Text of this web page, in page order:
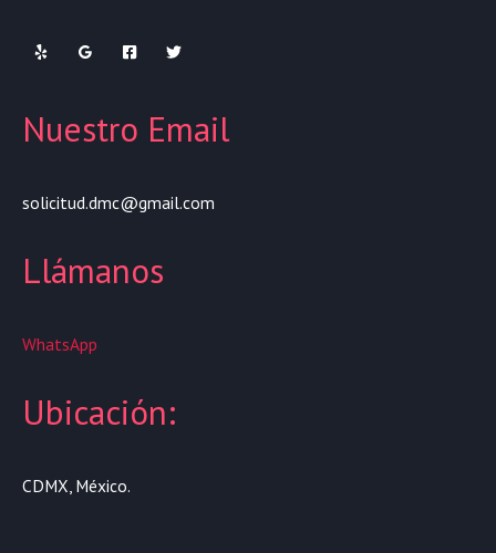
Nuestro Email
solicitud.dmc@gmail.com
Llámanos
WhatsApp
Ubicación:
CDMX, México.